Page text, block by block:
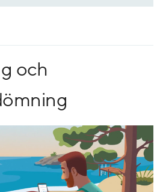
och